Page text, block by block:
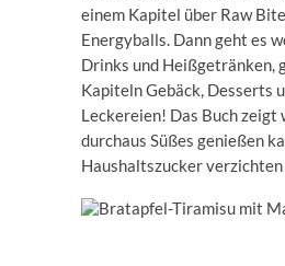
einem Kapitel über Raw
Energyballs. Dann geht es
Drinks und Heißgetränken,
Kapiteln Gebäck, Desserts
Leckereien! Das Buch zeigt
durchaus Süßes genießen
Haushaltszucker verzichten